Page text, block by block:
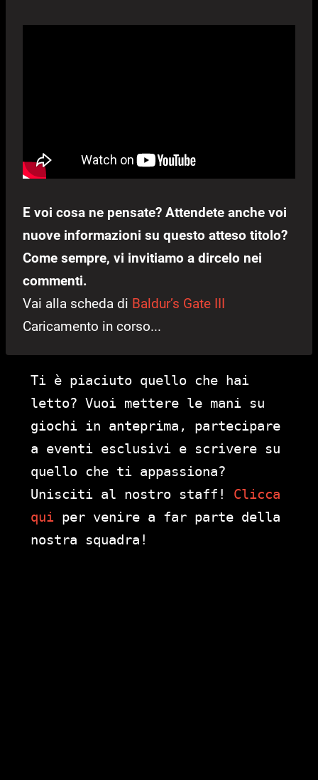
E voi cosa ne pensate? Attendete anche voi
nuove informazioni su questo atteso titolo?
Come sempre, vi invitiamo a dircelo nei
commenti.
Vai alla scheda di Baldur’s Gate III
Caricamento in corso...
Ti è piaciuto quello che hai
letto? Vuoi mettere le mani su
giochi in anteprima, partecipare
a eventi esclusivi e scrivere su
quello che ti appassiona?
Unisciti al nostro staff! Clicca
qui per venire a far parte della
nostra squadra!